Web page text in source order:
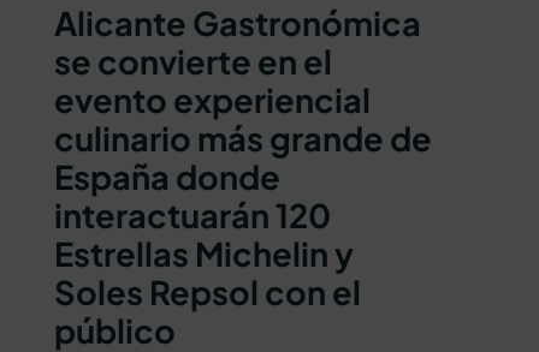
Alicante Gastronómica
se convierte en el
evento experiencial
culinario más grande de
España donde
interactuarán 120
Estrellas Michelin y
Soles Repsol con el
público